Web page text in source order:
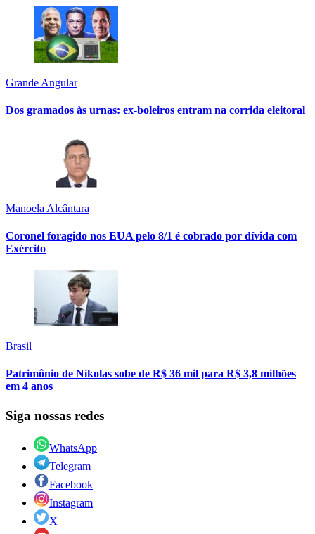
Grande Angular
Dos gramados às urnas: ex-boleiros entram na corrida eleitoral
Manoela Alcântara
Coronel foragido nos EUA pelo 8/1 é cobrado por dívida com
Exército
Brasil
Patrimônio de Nikolas sobe de R$ 36 mil para R$ 3,8 milhões
em 4 anos
Siga nossas redes
WhatsApp
Telegram
Facebook
Instagram
X